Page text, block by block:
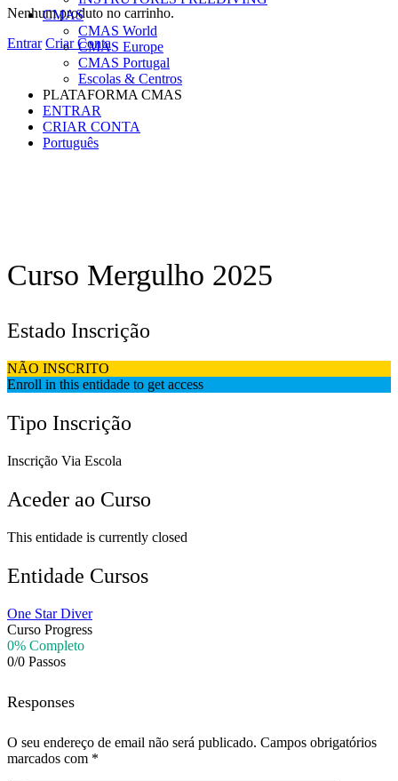
Nenhum produto no carrinho.
Entrar Criar Conta
CMAS
CMAS World
CMAS Europe
CMAS Portugal
Escolas & Centros
PLATAFORMA CMAS
ENTRAR
CRIAR CONTA
Português
Curso Mergulho 2025
Estado Inscrição
NÃO INSCRITO
Enroll in this entidade to get access
Tipo Inscrição
Inscrição Via Escola
Aceder ao Curso
This entidade is currently closed
Entidade Cursos
One Star Diver
Curso Progress
0% Completo
0/0 Passos
Responses
O seu endereço de email não será publicado. Campos obrigatórios
marcados com *